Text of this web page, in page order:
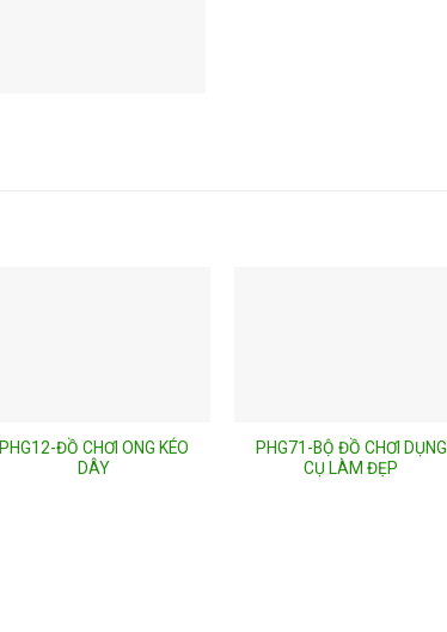
PHG12-ĐỒ CHƠI ONG KÉO
DÂY
PHG71-BỘ ĐỒ CHƠI DỤNG
CỤ LÀM ĐẸP